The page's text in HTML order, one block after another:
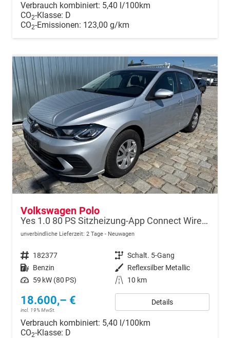
Verbrauch kombiniert: 5,40 l/100km
CO2-Klasse: D
CO2-Emissionen: 123,00 g/km
Volkswagen Polo
Yes 1.0 80 PS Sitzheizung-App Connect Wireless-Einparkhilfe-Klima-Sofort
unverbindliche Lieferzeit: 2 Tage Neuwagen
Fahrzeugnr. 182377 Getriebe Schalt. 5-Gang
Kraftstoff Benzin Außenfarbe Reflexsilber Metallic
Leistung 59 kW (80 PS) Kilometerstand 10 km
18.600,– €
incl. 19% MwSt.
Details
Verbrauch kombiniert: 5,40 l/100km
CO2-Klasse: D